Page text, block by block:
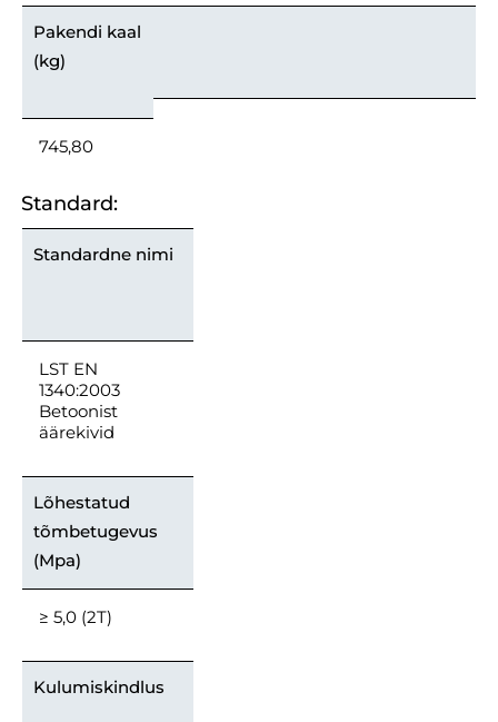
Pakendi kaal
(kg)
745,80
Standard:
Standardne nimi
LST EN
1340:2003
Betoonist
äärekivid
Lõhestatud
tõmbetugevus
(Mpa)
≥ 5,0 (2T)
Kulumiskindlus